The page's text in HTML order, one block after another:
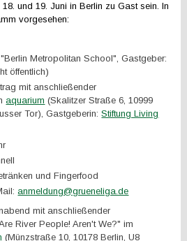
und 19. Juni in Berlin zu Gast sein. In
vorgesehen:
Metropolitan School", Gastgeber:
öffentlich)
mit anschließender
aquarium (Skalitzer Straße 6, 10999
Tor), Gastgeberin:Stiftung Living
und Fingerfood
anmeldung@grueneliga.de
mit anschließender
River People! Aren't We?" im
(Münzstraße 10, 10178 Berlin, U8